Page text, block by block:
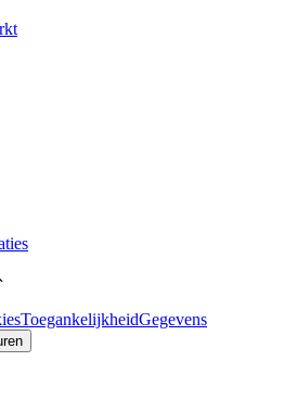
ToegankelijkheidGegevens